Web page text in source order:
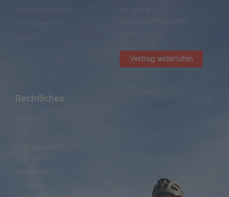
Vertrag widerrufen
Rechtliches